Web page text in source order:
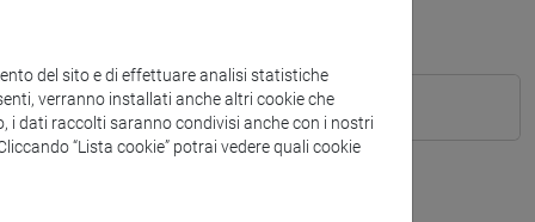
del sito e di effettuare analisi statistiche
verranno installati anche altri cookie che
i dati raccolti saranno condivisi anche con i nostri
“Lista cookie” potrai vedere quali cookie